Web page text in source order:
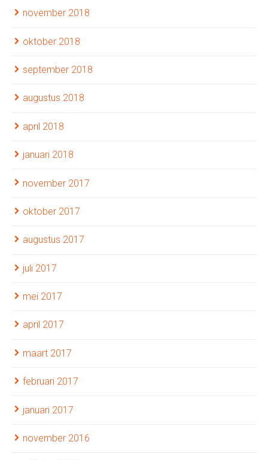
november 2018
oktober 2018
september 2018
augustus 2018
april 2018
januari 2018
november 2017
oktober 2017
augustus 2017
juli 2017
mei 2017
april 2017
maart 2017
februari 2017
januari 2017
november 2016